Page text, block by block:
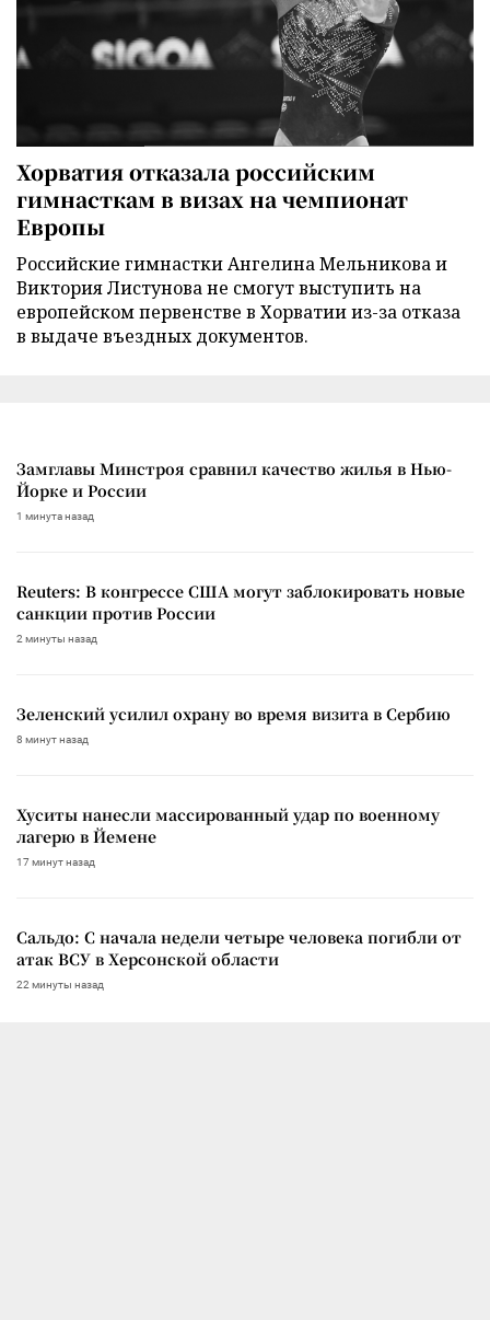
Хорватия отказала российским
гимнасткам в визах на чемпионат
Европы
Российские гимнастки Ангелина Мельникова и
Виктория Листунова не смогут выступить на
европейском первенстве в Хорватии из-за отказа
в выдаче въездных документов.
Замглавы Минстроя сравнил качество жилья в Нью-
Йорке и России
1 минута назад
Reuters: В конгрессе США могут заблокировать новые
санкции против России
2 минуты назад
Зеленский усилил охрану во время визита в Сербию
8 минут назад
Хуситы нанесли массированный удар по военному
лагерю в Йемене
17 минут назад
Сальдо: С начала недели четыре человека погибли от
атак ВСУ в Херсонской области
22 минуты назад